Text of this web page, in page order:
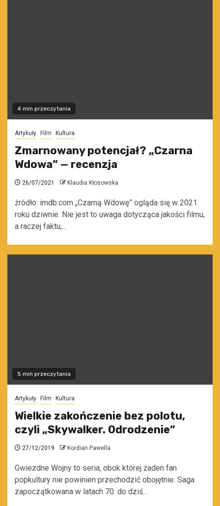
4 min przeczytania
Artykuły Film Kultura
Zmarnowany potencjał? „Czarna
Wdowa” — recenzja
26/07/2021 Klaudia Kłosowska
źródło: imdb.com „Czarną Wdowę” ogląda się w 2021
roku dziwnie. Nie jest to uwaga dotycząca jakości filmu,
a raczej faktu,...
5 min przeczytania
Artykuły Film Kultura
Wielkie zakończenie bez polotu,
czyli „Skywalker. Odrodzenie”
27/12/2019 Kordian Pawella
Gwiezdne Wojny to seria, obok której żaden fan
popkultury nie powinien przechodzić obojętnie. Saga
zapoczątkowana w latach 70. do dziś...